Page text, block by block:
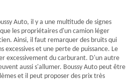
Auto, il y a une multitude de signes
les propriétaires d'un camion léger
Ainsi, il faut remarquer des bruits qui
excessives et une perte de puissance. Le
excessivement du carburant. D'un autre
aussi s'allumer. Boussy Auto peut être
et il peut proposer des prix très